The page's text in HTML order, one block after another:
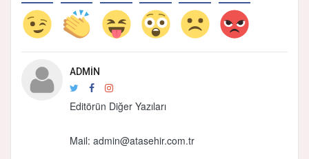
ADMIN
Editörün Diğer Yazıları
Mail: admin@atasehir.com.tr